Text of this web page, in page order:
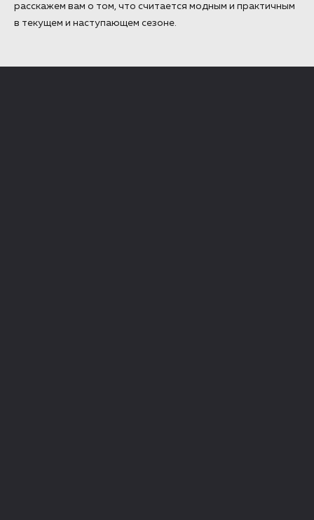
расскажем вам о том, что считается модным и практичным
в текущем и наступающем сезоне.